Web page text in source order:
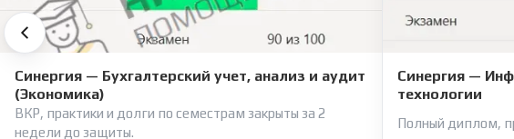
Синергия — Бухгалтерский учет, анализ и аудит
(Экономика)
ВКР, практики и долги по семестрам закрыты за 2
недели до защиты.
Синергия —
технологии
Полный диплом,